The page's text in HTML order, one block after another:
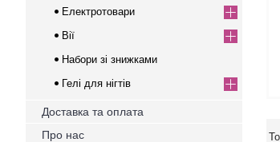
Електротовари
Вії
Набори зі знижками
Гелі для нігтів
Доставка та оплата
Про нас